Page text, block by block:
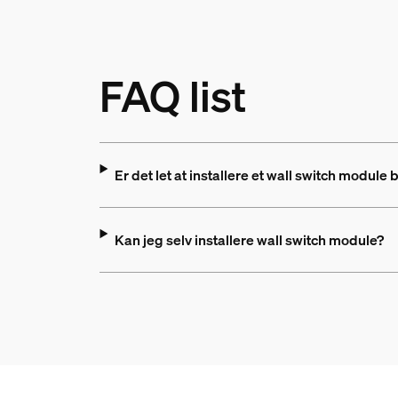
FAQ list
Er det let at installere et wall switch module
Kan jeg selv installere wall switch module?